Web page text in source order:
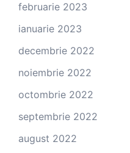
februarie 2023
ianuarie 2023
decembrie 2022
noiembrie 2022
octombrie 2022
septembrie 2022
august 2022